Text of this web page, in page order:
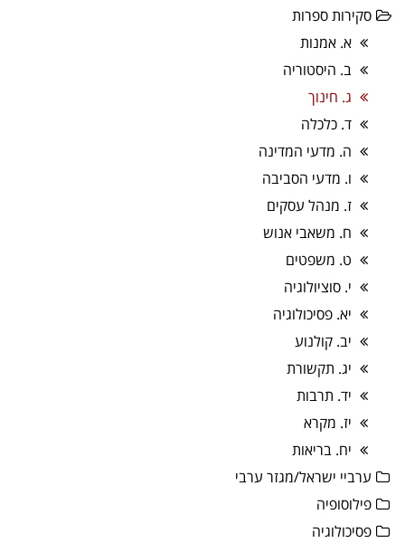
סקירות ספרות
א. אמנות
ב. היסטוריה
ג. חינוך
ד. כלכלה
ה. מדעי המדינה
ו. מדעי הסביבה
ז. מנהל עסקים
ח. משאבי אנוש
ט. משפטים
י. סוציולוגיה
יא. פסיכולוגיה
יב. קולנוע
יג. תקשורת
יד. תרבות
יז. מקרא
יח. בריאות
ערביי ישראל/מגזר ערבי
פילוסופיה
פסיכולוגיה